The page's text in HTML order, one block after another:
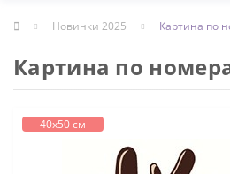
Новинки 2025 Картина по
Картина по
40х50 см